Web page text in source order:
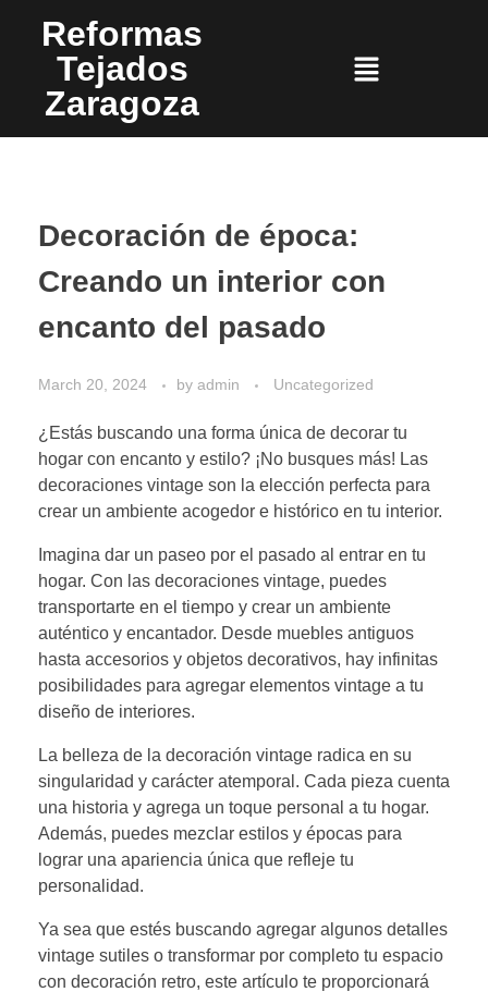
Reformas
Tejados
Zaragoza
Decoración de época:
Creando un interior con
encanto del pasado
March 20, 2024 by admin Uncategorized
¿Estás buscando una forma única de decorar tu
hogar con encanto y estilo? ¡No busques más! Las
decoraciones vintage son la elección perfecta para
crear un ambiente acogedor e histórico en tu interior.
Imagina dar un paseo por el pasado al entrar en tu
hogar. Con las decoraciones vintage, puedes
transportarte en el tiempo y crear un ambiente
auténtico y encantador. Desde muebles antiguos
hasta accesorios y objetos decorativos, hay infinitas
posibilidades para agregar elementos vintage a tu
diseño de interiores.
La belleza de la decoración vintage radica en su
singularidad y carácter atemporal. Cada pieza cuenta
una historia y agrega un toque personal a tu hogar.
Además, puedes mezclar estilos y épocas para
lograr una apariencia única que refleje tu
personalidad.
Ya sea que estés buscando agregar algunos detalles
vintage sutiles o transformar por completo tu espacio
con decoración retro, este artículo te proporcionará